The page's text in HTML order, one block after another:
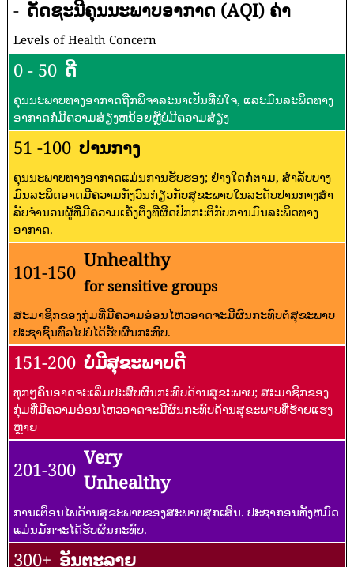
- ດັດຊະນີຄຸນນະພາບອາກາດ (AQI) ຄ່າ
Levels of Health Concern
0 - 50 ດີ
ຄຸນນະພາບທາງອາກາດຖືກພິຈາລະນາເປັນທີ່ພໍໃຈ, ແລະມົນລະພິດທາງ
ອາກາດກໍ່ມີຄວາມສ່ຽງຫນ້ອຍຫຼືບໍ່ມີຄວາມສ່ຽງ
51 -100 ປານກາງ
ຄຸນນະພາບທາງອາກາດແມ່ນການຮັບຮອງ; ຢ່າງໃດກໍ່ຕາມ, ສໍາລັບບາງ
ມົນລະພິດອາດມີຄວາມກັງວົນກ່ຽວກັບສຸຂະພາບໃນລະດັບປານກາງສໍາ
ລັບຈໍານວນຜູ້ທີ່ມີຄວາມເຄັ່ງຕຶງທີ່ຜິດປົກກະຕິກັບການມົນລະພິດທາງ
ອາກາດ.
101-150
Unhealthy
for sensitive groups
ສະມາຊິກຂອງກຸ່ມທີ່ມີຄວາມອ່ອນໄຫວອາດຈະມີຜົນກະທົບຕໍ່ສຸຂະພາບ
ປະຊາຊົນທົ່ວໄປບໍ່ໄດ້ຮັບຜົນກະທົບ.
151-200 ບໍ່ມີສຸຂະພາບດີ
ທຸກໆຄົນອາດຈະເລີ່ມປະສົບຜົນກະທົບດ້ານສຸຂະພາບ; ສະມາຊິກຂອງ
ກຸ່ມທີ່ມີຄວາມອ່ອນໄຫວອາດຈະມີຜົນກະທົບດ້ານສຸຂະພາບທີ່ຮ້າຍແຮງ
ຫຼາຍ
201-300
Very
Unhealthy
ການເຕືອນໄພດ້ານສຸຂະພາບຂອງສະພາບສຸກເສີນ. ປະຊາກອນທັງຫມົດ
ແມ່ນມັກຈະໄດ້ຮັບຜົນກະທົບ.
300+ ອັນຕະລາຍ